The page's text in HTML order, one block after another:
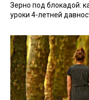
Зерно под блокадой:
уроки 4-летней